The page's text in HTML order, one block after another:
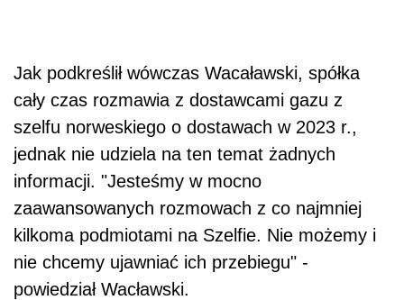
Jak podkreślił wówczas Wacaławski, spółka
cały czas rozmawia z dostawcami gazu z
szelfu norweskiego o dostawach w 2023 r.,
jednak nie udziela na ten temat żadnych
informacji. "Jesteśmy w mocno
zaawansowanych rozmowach z co najmniej
kilkoma podmiotami na Szelfie. Nie możemy i
nie chcemy ujawniać ich przebiegu" -
powiedział Wacławski.